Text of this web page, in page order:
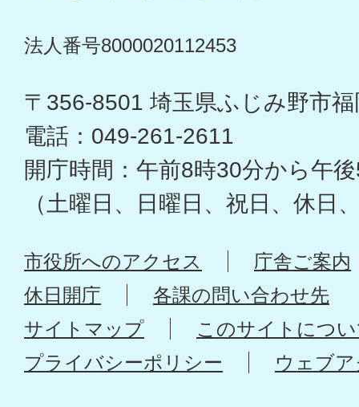
法人番号8000020112453
〒356-8501 埼玉県ふじみ野市
電話：049-261-2611
開庁時間：午前8時30分から午
（土曜日、日曜日、祝日、休日
市役所へのアクセス
庁舎ご案内
休日開庁
各課の問い合わせ先
サイトマップ
このサイトにつ
プライバシーポリシー
ウェブ